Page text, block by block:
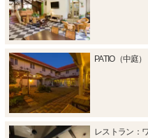
PATIO（中庭
レストラン：